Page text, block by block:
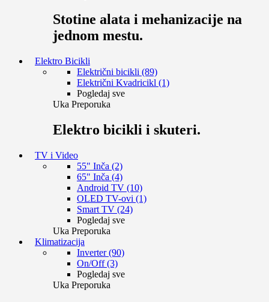
Stotine alata i mehanizacije na
jednom mestu.
Elektro Bicikli
Električni bicikli (89)
Električni Kvadricikl (1)
Pogledaj sve
Uka Preporuka
Elektro bicikli i skuteri.
TV i Video
55" Inča (2)
65" Inča (4)
Android TV (10)
OLED TV-ovi (1)
Smart TV (24)
Pogledaj sve
Uka Preporuka
Klimatizacija
Inverter (90)
On/Off (3)
Pogledaj sve
Uka Preporuka